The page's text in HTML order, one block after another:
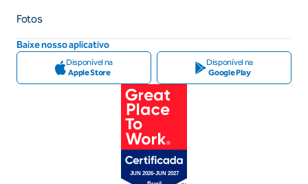
Fotos
Baixe nosso aplicativo
Disponível na
Apple Store
Disponível na
Google Play